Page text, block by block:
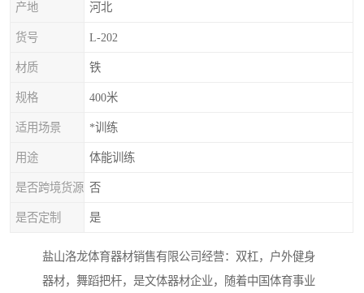
产地 河北
货号 L-202
材质 铁
规格 400米
适用场景 *训练
用途 体能训练
是否跨境货源 否
是否定制 是
盐山洛龙体育器材销售有限公司经营：双杠，户外健身
器材，舞蹈把杆，是文体器材企业，随着中国体育事业